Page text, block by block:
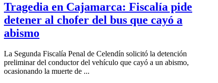
Tragedia en Cajamarca: Fiscalía pide
detener al chofer del bus que cayó a
abismo
La Segunda Fiscalía Penal de Celendín solicitó la detención
preliminar del conductor del vehículo que cayó a un abismo,
ocasionando la muerte de ...